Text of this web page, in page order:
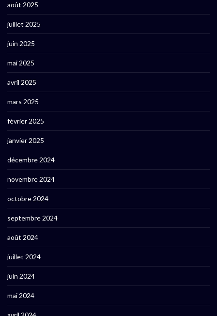
août 2025
juillet 2025
juin 2025
mai 2025
avril 2025
mars 2025
février 2025
janvier 2025
décembre 2024
novembre 2024
octobre 2024
septembre 2024
août 2024
juillet 2024
juin 2024
mai 2024